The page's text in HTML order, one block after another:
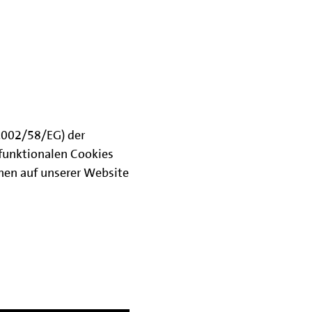
58/EG) der
Cookies
auf unserer Website